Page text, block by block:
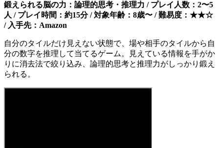
鍛えられる脳の力：論理的思考・推理力 / プレイ人数：2〜5
人 / プレイ時間：約15分 / 対象年齢：8歳〜 / 難易度：★★☆
/ 入手先：Amazon
自分のタイルだけ見えない状態で、場や相手のタイルから自
分の数字を推理して当てるゲーム。見えている情報を手がか
りに消去法で絞り込み、論理的思考と推理力がしっかり鍛え
られる。